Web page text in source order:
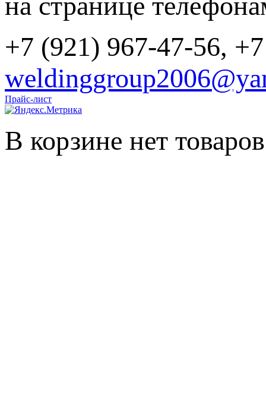
+7 (921) 967-47-56,
Прайс-лист
В корзине нет товаров